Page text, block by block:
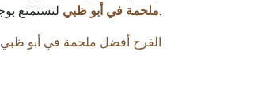
ملحمة في أبو ظبيلتستمتع بوجبة مشبعة تجمع بين الطعم الأصيل والجودة العالية.
الفرح أفضل ملحمة في أبو ظبي